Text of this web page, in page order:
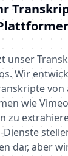
unser
Wir
von
wie
zu
dar, aber